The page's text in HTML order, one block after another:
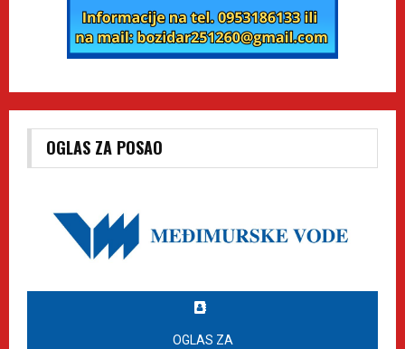
OGLAS ZA POSAO
OGLAS ZA